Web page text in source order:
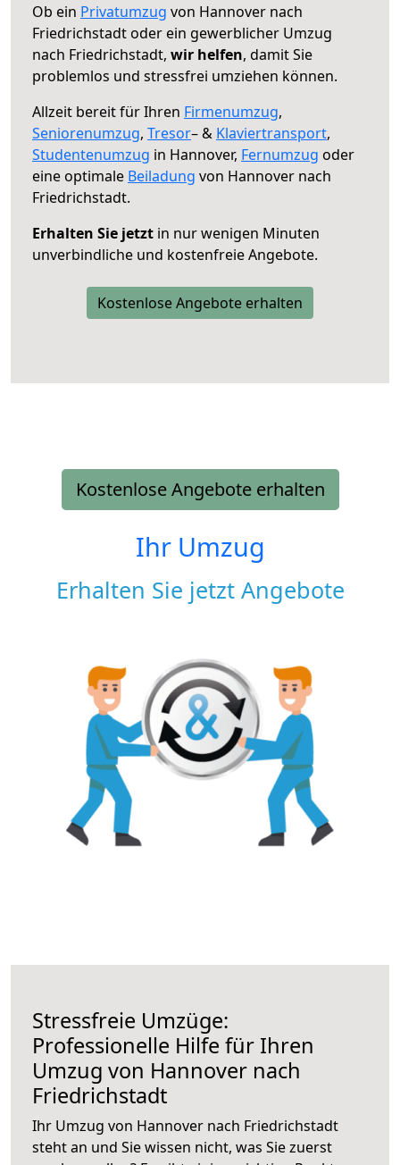
Ob ein Privatumzug von Hannover nach
Friedrichstadt oder ein gewerblicher Umzug
nach Friedrichstadt, wir helfen, damit Sie
problemlos und stressfrei umziehen können.
Allzeit bereit für Ihren Firmenumzug,
Seniorenumzug, Tresor– & Klaviertransport,
Studentenumzug in Hannover, Fernumzug oder
eine optimale Beiladung von Hannover nach
Friedrichstadt.
Erhalten Sie jetzt in nur wenigen Minuten
unverbindliche und kostenfreie Angebote.
Kostenlose Angebote erhalten
Kostenlose Angebote erhalten
Ihr Umzug
Erhalten Sie jetzt Angebote
Stressfreie Umzüge:
Professionelle Hilfe für Ihren
Umzug von Hannover nach
Friedrichstadt
Ihr Umzug von Hannover nach Friedrichstadt
steht an und Sie wissen nicht, was Sie zuerst